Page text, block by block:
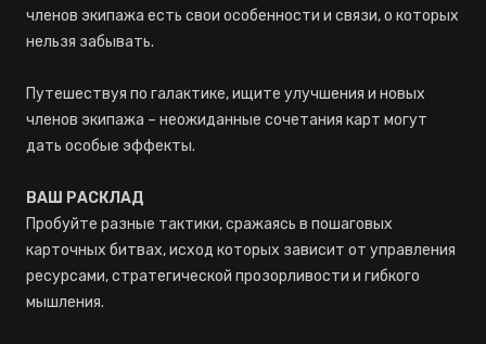
членов экипажа есть свои особенности и связи, о которых
нельзя забывать.
Путешествуя по галактике, ищите улучшения и новых
членов экипажа – неожиданные сочетания карт могут
дать особые эффекты.
ВАШ РАСКЛАД
Пробуйте разные тактики, сражаясь в пошаговых
карточных битвах, исход которых зависит от управления
ресурсами, стратегической прозорливости и гибкого
мышления.